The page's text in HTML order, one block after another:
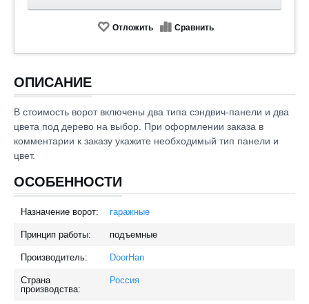
Отложить Сравнить
ОПИСАНИЕ
В стоимость ворот включены два типа сэндвич-панели и два
цвета под дерево на выбор. При оформлении заказа в
комментарии к заказу укажите необходимый тип панели и
цвет.
ОСОБЕННОСТИ
Назначение ворот: гаражные
Принцип работы: подъемные
Производитель: DoorHan
Страна
производства:
Россия